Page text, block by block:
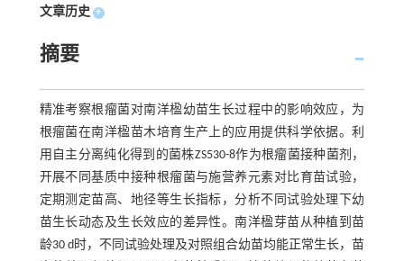
文章历史 +
摘要
精准考察根瘤菌对南洋楹幼苗生长过程中的影响效应，为
根瘤菌在南洋楹苗木培育生产上的应用提供科学依据。利
用自主分离纯化得到的菌株ZS530-8作为根瘤菌接种菌剂，
开展不同基质中接种根瘤菌与施营养元素对比育苗试验，
定期测定苗高、地径等生长指标，分析不同试验处理下幼
苗生长动态及生长效应的差异性。南洋楹芽苗从种植到苗
龄30 d时，不同试验处理及对照组合幼苗均能正常生长，苗